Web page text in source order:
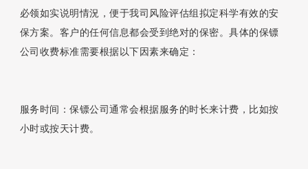
必领如实说明情況，便于我司风险评估组拟定科学有效的安
保方案。客户的任何信息都会受到绝对的保密。具体的保镖
公司收费标准需要根据以下因素来确定：
服务时间：保镖公司通常会根据服务的时长来计费，比如按
小时或按天计费。